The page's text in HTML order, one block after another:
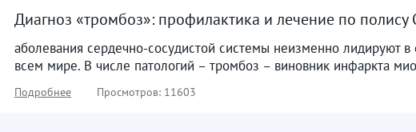
Диагноз «тромбоз»: профилактика и лечение по
аболевания сердечно-сосудистой системы неизменно лидируют
всем мире. В числе патологий – тромбоз – виновник инфаркта
Подробнее Просмотров: 11603